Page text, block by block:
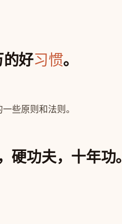
好习惯。
些原则和法则。
硬功夫，十年功。